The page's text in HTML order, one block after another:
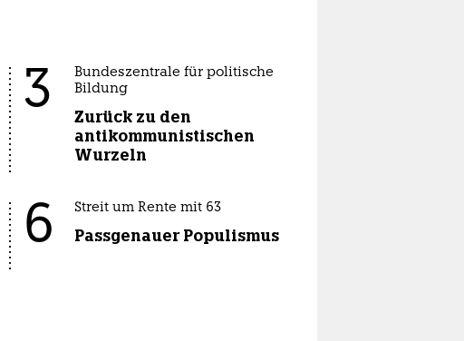
3
Bundeszentrale für politische
Bildung
Zurück zu den
antikommunistischen
Wurzeln
6 Streit um Rente mit 63
Passgenauer Populismus